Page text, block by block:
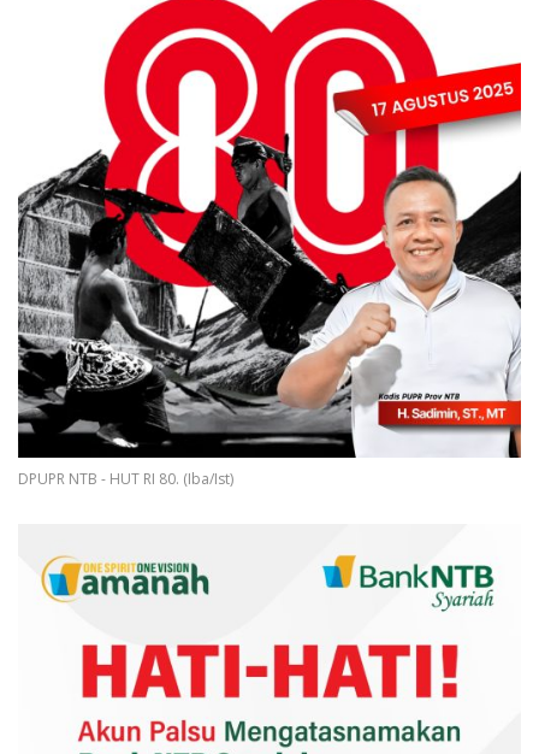
DPUPR NTB - HUT RI 80. (Iba/Ist)